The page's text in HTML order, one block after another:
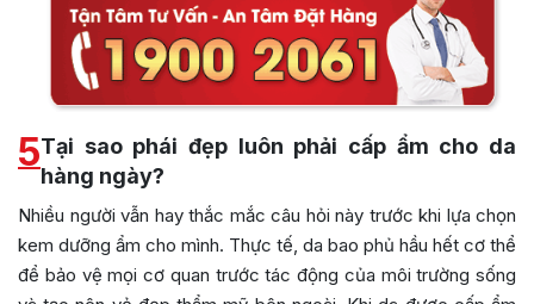
5Tại sao phái đẹp luôn phải cấp ẩm cho da
hàng ngày?
Nhiều người vẫn hay thắc mắc câu hỏi này trước khi lựa chọn
kem dưỡng ẩm cho mình. Thực tế, da bao phủ hầu hết cơ thể
để bảo vệ mọi cơ quan trước tác động của môi trường sống